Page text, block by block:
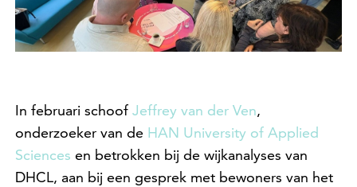
In februari schoof Jeffrey van der Ven,
onderzoeker van de HAN University of Applied
Sciences en betrokken bij de wijkanalyses van
DHCL, aan bij een gesprek met bewoners van het